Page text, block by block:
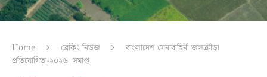
Home ব্রেকিং নিউজ
বাংলাদেশ সেনাবাহিনী জলক্রীড়া
প্রতিযোগিতা-২০২৬ সমাপ্ত